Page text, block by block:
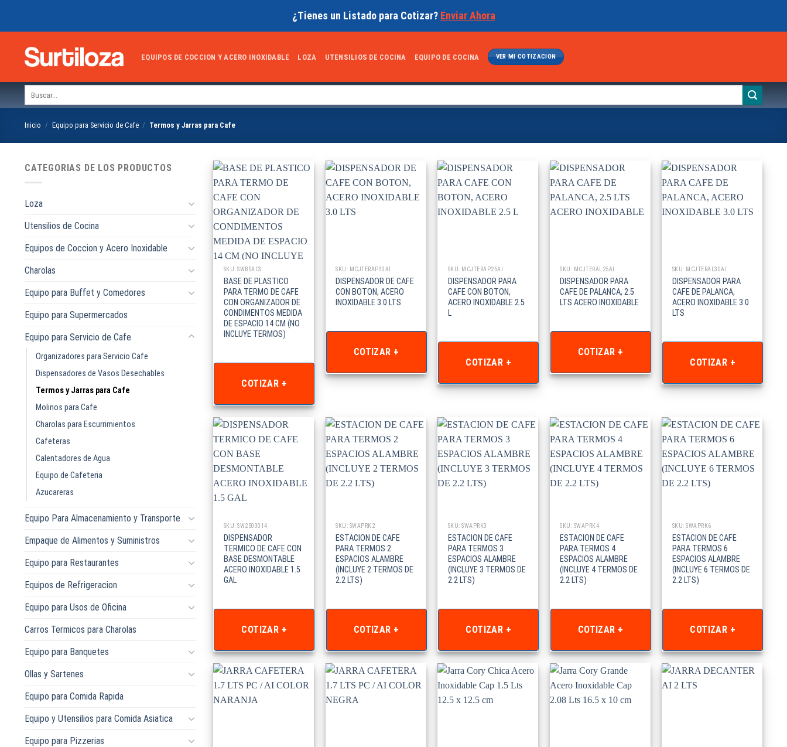
¿Tienes un Listado para Cotizar? Enviar Ahora
EQUIPOS DE COCCION Y ACERO INOXIDABLE LOZA UTENSILIOS DE COCINA EQUIPO DE COCINA VER MI COTIZACION
Inicio / Equipo para Servicio de Cafe / Termos y Jarras para Cafe
CATEGORIAS DE LOS PRODUCTOS
Loza
Utensilios de Cocina
Equipos de Coccion y Acero Inoxidable
Charolas
Equipo para Buffet y Comedores
Equipo para Supermercados
Equipo para Servicio de Cafe
Organizadores para Servicio Cafe
Dispensadores de Vasos Desechables
Termos y Jarras para Cafe
Molinos para Cafe
Charolas para Escurrimientos
Cafeteras
Calentadores de Agua
Equipo de Cafeteria
Azucareras
Equipo Para Almacenamiento y Transporte
Empaque de Alimentos y Suministros
Equipo para Restaurantes
Equipos de Refrigeracion
Equipo para Usos de Oficina
Carros Termicos para Charolas
Equipo para Banquetes
Ollas y Sartenes
Equipo para Comida Rapida
Equipo y Utensilios para Comida Asiatica
Equipo para Pizzerias
SKU: SWBSACS
BASE DE PLASTICO
PARA TERMO DE CAFE
CON ORGANIZADOR DE
CONDIMENTOS MEDIDA
DE ESPACIO 14 CM (NO
INCLUYE TERMOS)
COTIZAR +
SKU: MCJTERAP30AI
DISPENSADOR DE CAFE
CON BOTON, ACERO
INOXIDABLE 3.0 LTS
COTIZAR +
SKU: MCJTERAP25AI
DISPENSADOR PARA
CAFE CON BOTON,
ACERO INOXIDABLE 2.5
L
COTIZAR +
SKU: MCJTERAL25AI
DISPENSADOR PARA
CAFE DE PALANCA, 2.5
LTS ACERO INOXIDABLE
COTIZAR +
SKU: MCJTERAL30AI
DISPENSADOR PARA
CAFE DE PALANCA,
ACERO INOXIDABLE 3.0
LTS
COTIZAR +
SKU: SW2503014
DISPENSADOR
TERMICO DE CAFE CON
BASE DESMONTABLE
ACERO INOXIDABLE 1.5
GAL
COTIZAR +
SKU: SWAPRK2
ESTACION DE CAFE
PARA TERMOS 2
ESPACIOS ALAMBRE
(INCLUYE 2 TERMOS DE
2.2 LTS)
COTIZAR +
SKU: SWAPRK3
ESTACION DE CAFE
PARA TERMOS 3
ESPACIOS ALAMBRE
(INCLUYE 3 TERMOS DE
2.2 LTS)
COTIZAR +
SKU: SWAPRK4
ESTACION DE CAFE
PARA TERMOS 4
ESPACIOS ALAMBRE
(INCLUYE 4 TERMOS DE
2.2 LTS)
COTIZAR +
SKU: SWAPRK6
ESTACION DE CAFE
PARA TERMOS 6
ESPACIOS ALAMBRE
(INCLUYE 6 TERMOS DE
2.2 LTS)
COTIZAR +